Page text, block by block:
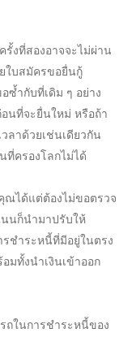
รั้งที่สองอาจจะไม่ผ่าน
ใบสมัครขอยื่นกู้
ซ้ำกับที่เดิม ๆ อย่าง
นที่จะยื่นใหม่ หรือถ้า
ลาด้วยเช่นเดียวกัน
ที่ครองโลกไม่ได้
ได้แต่ต้องไม่ขอตรวจ
นก็นำมาปรับให้
ชำระหนี้ที่มีอยู่ในตรง
มทั้งนำเงินเข้าออก
ถในการชำระหนี้ของ